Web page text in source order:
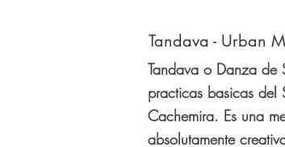
Tandava - Urban
Tandava o Danza de
practicas basicas del
Cachemira. Es una
absolutamente